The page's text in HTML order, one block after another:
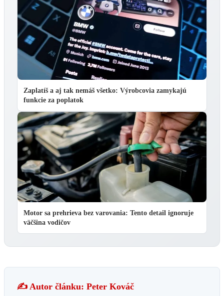
Zaplatíš a aj tak nemáš všetko: Výrobcovia zamykajú
funkcie za poplatok
Motor sa prehrieva bez varovania: Tento detail ignoruje
väčšina vodičov
✍️ Autor článku: Peter Kováč